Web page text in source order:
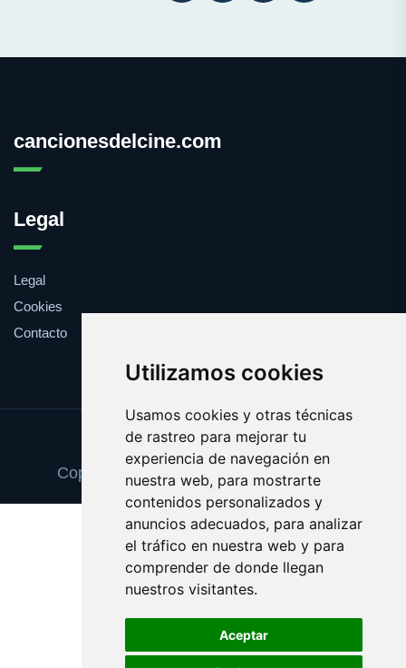
Utilizamos cookies
Usamos cookies y otras técnicas
de rastreo para mejorar tu
experiencia de navegación en
nuestra web, para mostrarte
contenidos personalizados y
anuncios adecuados, para analizar
el tráfico en nuestra web y para
comprender de donde llegan
nuestros visitantes.
Aceptar
cancionesdelcine.com
Legal
Legal
Cookies
Contacto
Update cookies preferences
Copyright © 2025 cancionesdelcine.com